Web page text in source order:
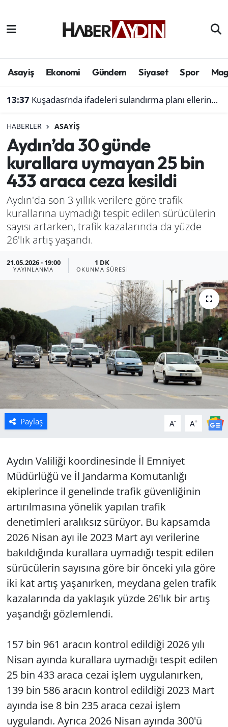
Asayiş Ekonomi Gündem Siyaset Spor
13:37 Kuşadası’nda ifadeleri sulandırma planı ellerinde patladı.. Ferdi Zenginoğlu'nun maddi gücü söylemleri çürüttü
HABERLER ASAYIŞ
Aydın’da 30 günde
kurallara uymayan 25 bin
433 araca ceza kesildi
Aydın'da son 3 yıllık verilere göre trafik
kurallarına uymadığı tespit edilen sürücülerin
sayısı artarken, trafik kazalarında da yüzde
26'lık artış yaşandı.
21.05.2026 - 19:00
YAYINLANMA
1 DK
OKUNMA SÜRESI
Paylaş A- A+
Aydın Valiliği koordinesinde İl Emniyet
Müdürlüğü ve İl Jandarma Komutanlığı
ekiplerince il genelinde trafik güvenliğinin
artırılmasına yönelik yapılan trafik
denetimleri aralıksız sürüyor. Bu kapsamda
2026 Nisan ayı ile 2023 Mart ayı verilerine
bakıldığında kurallara uymadığı tespit edilen
sürücülerin sayısına göre bir önceki yıla göre
iki kat artış yaşanırken, meydana gelen trafik
kazalarında da yaklaşık yüzde 26'lık bir artış
yaşandığı gözlemlendi.
157 bin 961 aracın kontrol edildiği 2026 yılı
Nisan ayında kurallara uymadığı tespit edilen
25 bin 433 araca cezai işlem uygulanırken,
139 bin 586 aracın kontrol edildiği 2023 Mart
ayında ise 8 bin 235 araca cezai işlem
uygulandı. Ayrıca 2026 Nisan ayında 300'ü
Afyonkarahisar
Çevre
Genel
Haber
Izmir
Kütahya
Manisa
Muğla
Uşak
Aydın Hava Durumu
Süper Lig Puan Durumu ve Fikstür
Son Dakika Haberleri
Haber Arşivi